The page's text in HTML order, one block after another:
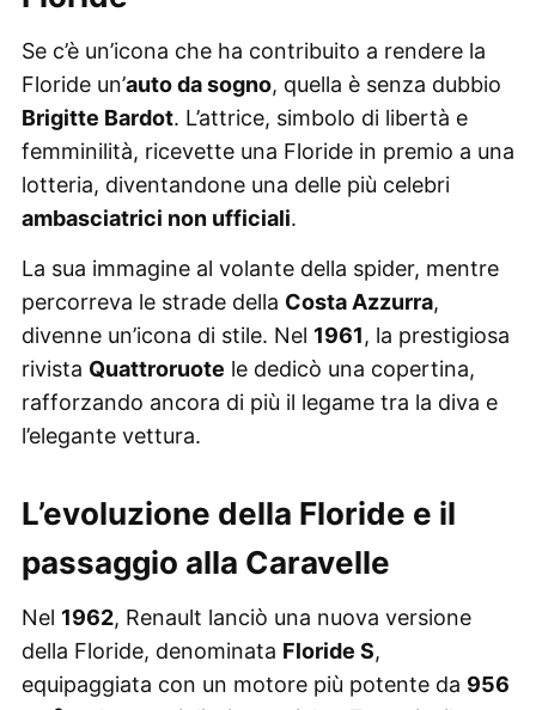
Se c’è un’icona che ha contribuito a rendere la
Floride un’auto da sogno, quella è senza dubbio
Brigitte Bardot. L’attrice, simbolo di libertà e
femminilità, ricevette una Floride in premio a una
lotteria, diventandone una delle più celebri
ambasciatrici non ufficiali.
La sua immagine al volante della spider, mentre
percorreva le strade della Costa Azzurra,
divenne un’icona di stile. Nel 1961, la prestigiosa
rivista Quattroruote le dedicò una copertina,
rafforzando ancora di più il legame tra la diva e
l’elegante vettura.
L’evoluzione della Floride e il
passaggio alla Caravelle
Nel 1962, Renault lanciò una nuova versione
della Floride, denominata Floride S,
equipaggiata con un motore più potente da 956